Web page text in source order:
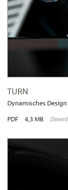
TURN
Dynamisches Design
PDF
4,3 MB